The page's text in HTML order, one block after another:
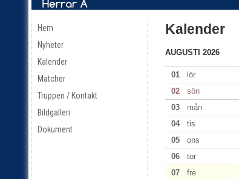
Hem
Nyheter
Kalender
Matcher
Truppen / Kontakt
Bildgalleri
Dokument
Kalender
AUGUSTI 2026
01
lör
02
sön
03
mån
04
tis
05
ons
06
tor
07
fre